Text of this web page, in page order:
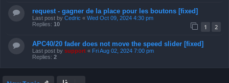
request - gagner de la place pour les boutons [fixed]
Last post by Cedric « Wed Oct 09, 2024 4:30 pm
Replies: 10 1 2
APC40/20 fader does not move the speed slider [fixed]
Last post by support « Fri Aug 02, 2024 7:00 pm
Replies: 2